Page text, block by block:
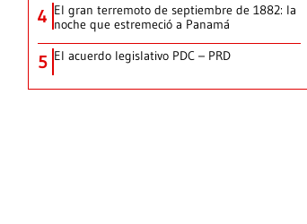
4 El gran terremoto de septiembre de 1882: la
noche que estremeció a Panamá
5 El acuerdo legislativo PDC – PRD